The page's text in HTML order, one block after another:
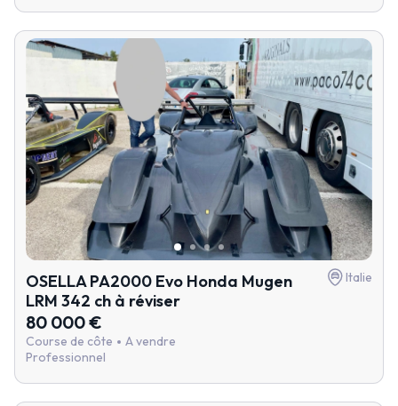
OSELLA PA2000 Evo Honda Mugen
LRM 342 ch à réviser
Italie
80 000 €
Course de côte
A vendre
Professionnel